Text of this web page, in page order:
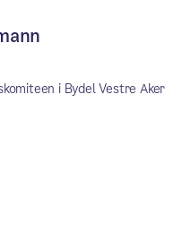
i Bydel Vestre Aker